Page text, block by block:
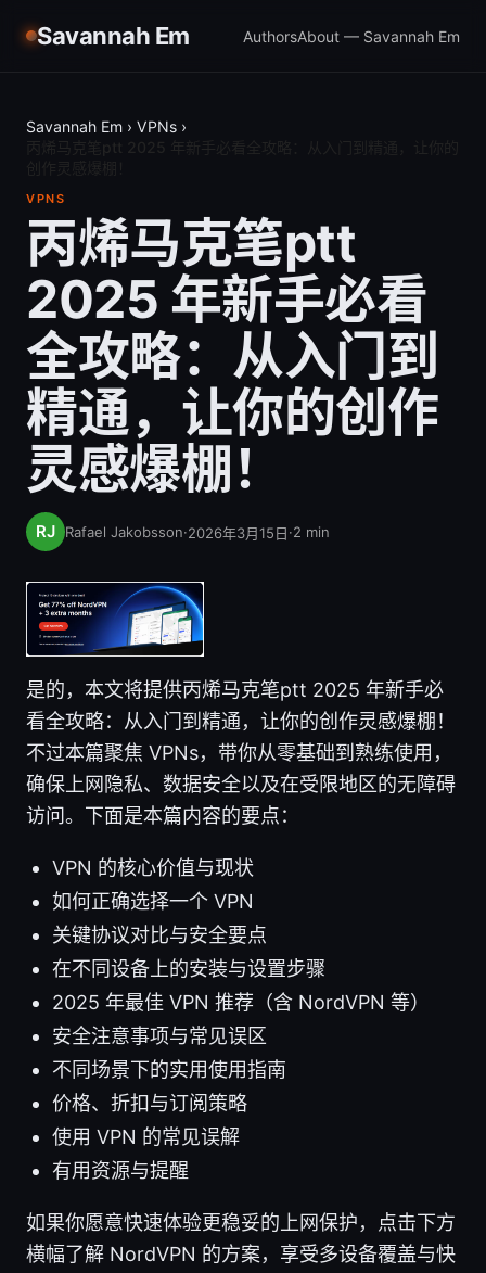
Savannah Em AuthorsAbout — Savannah Em
Savannah Em › VPNs ›
VPNS
丙烯马克笔ptt
2025 年新手必看
全攻略：从入门到
精通，让你的创作
灵感爆棚！
Rafael Jakobsson·2026年3月15日·2 min
是的，本文将提供丙烯马克笔ptt 2025 年新手必
看全攻略：从入门到精通，让你的创作灵感爆棚！
不过本篇聚焦 VPNs，带你从零基础到熟练使用，
确保上网隐私、数据安全以及在受限地区的无障碍
访问。下面是本篇内容的要点：
VPN 的核心价值与现状
如何正确选择一个 VPN
关键协议对比与安全要点
在不同设备上的安装与设置步骤
2025 年最佳 VPN 推荐（含 NordVPN 等）
安全注意事项与常见误区
不同场景下的实用使用指南
价格、折扣与订阅策略
使用 VPN 的常见误解
有用资源与提醒
如果你愿意快速体验更稳妥的上网保护，点击下方
横幅了解 NordVPN 的方案，享受多设备覆盖与快